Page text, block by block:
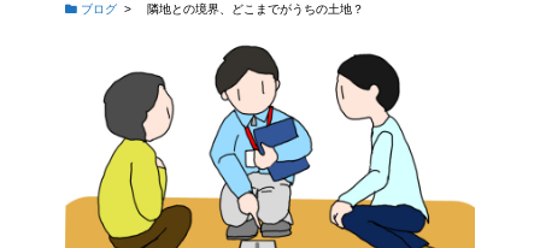
ブログ > 隣地との境界、どこまでがうちの土地？